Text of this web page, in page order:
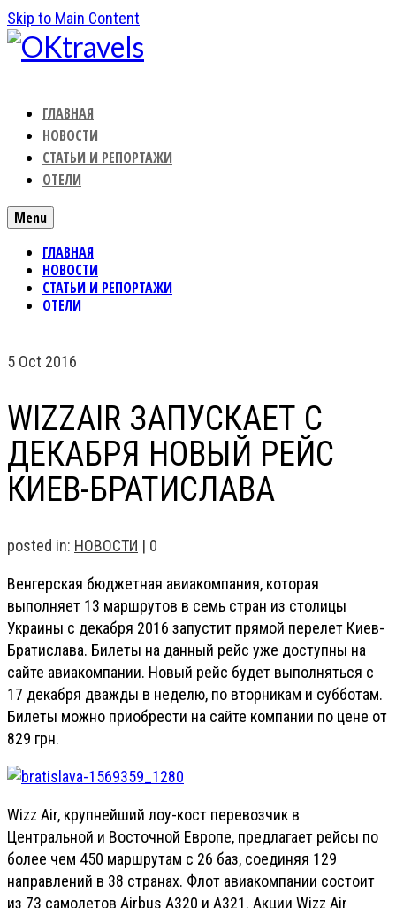
Skip to Main Content
ГЛАВНАЯ
НОВОСТИ
СТАТЬИ И РЕПОРТАЖИ
ОТЕЛИ
Menu
ГЛАВНАЯ
НОВОСТИ
СТАТЬИ И РЕПОРТАЖИ
ОТЕЛИ
5 Oct 2016
WIZZAIR ЗАПУСКАЕТ С
ДЕКАБРЯ НОВЫЙ РЕЙС
КИЕВ-БРАТИСЛАВА
posted in: НОВОСТИ | 0
Венгерская бюджетная авиакомпания, которая
выполняет 13 маршрутов в семь стран из столицы
Украины с декабря 2016 запустит прямой перелет Киев-
Братислава. Билеты на данный рейс уже доступны на
сайте авиакомпании. Новый рейс будет выполняться с
17 декабря дважды в неделю, по вторникам и субботам.
Билеты можно приобрести на сайте компании по цене от
829 грн.
Wizz Air, крупнейший лоу-кост перевозчик в
Центральной и Восточной Европе, предлагает рейсы по
более чем 450 маршрутам с 26 баз, соединяя 129
направлений в 38 странах. Флот авиакомпании состоит
из 73 самолетов Airbus A320 и A321. Акции Wizz Air